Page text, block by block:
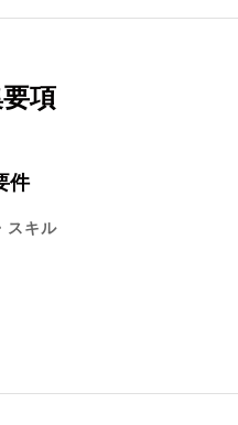
項
件
スキル